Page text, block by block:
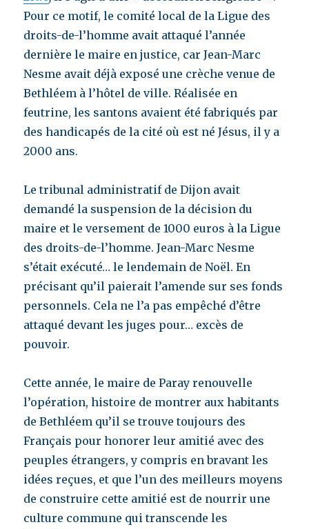
Pour ce motif, le comité local de la Ligue des
droits-de-l’homme avait attaqué l’année
dernière le maire en justice, car Jean-Marc
Nesme avait déjà exposé une crèche venue de
Bethléem à l’hôtel de ville. Réalisée en
feutrine, les santons avaient été fabriqués par
des handicapés de la cité où est né Jésus, il y a
2000 ans.
Le tribunal administratif de Dijon avait
demandé la suspension de la décision du
maire et le versement de 1000 euros à la Ligue
des droits-de-l’homme. Jean-Marc Nesme
s’était exécuté… le lendemain de Noël. En
précisant qu’il paierait l’amende sur ses fonds
personnels. Cela ne l’a pas empêché d’être
attaqué devant les juges pour… excès de
pouvoir.
Cette année, le maire de Paray renouvelle
l’opération, histoire de montrer aux habitants
de Bethléem qu’il se trouve toujours des
Français pour honorer leur amitié avec des
peuples étrangers, y compris en bravant les
idées reçues, et que l’un des meilleurs moyens
de construire cette amitié est de nourrir une
culture commune qui transcende les